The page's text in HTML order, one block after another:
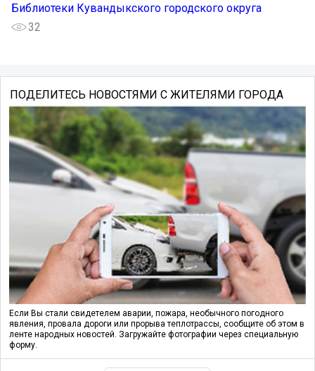
Библиотеки Кувандыкского городского округа
32
ПОДЕЛИТЕСЬ НОВОСТЯМИ С ЖИТЕЛЯМИ ГОРОДА
Если Вы стали свидетелем аварии, пожара, необычного погодного
явления, провала дороги или прорыва теплотрассы, сообщите об этом в
ленте народных новостей. Загружайте фотографии через специальную
форму.